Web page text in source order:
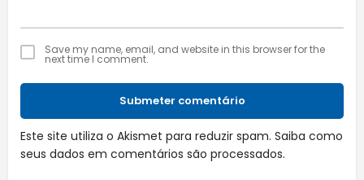
Save my name, email, and website in this browser for the
next time I comment.
Submeter comentário
Este site utiliza o Akismet para reduzir spam. Saiba como
seus dados em comentários são processados.